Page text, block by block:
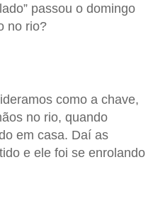
passou o domingo
no rio?
como a chave,
no rio, quando
em casa. Daí as
e ele foi se enrolando